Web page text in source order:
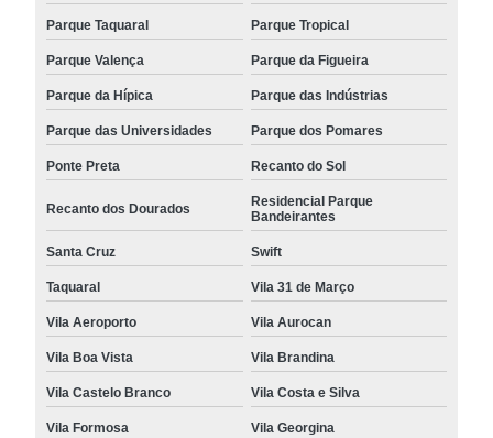
Parque Taquaral Parque Tropical
Parque Valença Parque da Figueira
Parque da Hípica Parque das Indústrias
Parque das Universidades Parque dos Pomares
Ponte Preta Recanto do Sol
Recanto dos Dourados
Residencial Parque
Bandeirantes
Santa Cruz Swift
Taquaral Vila 31 de Março
Vila Aeroporto Vila Aurocan
Vila Boa Vista Vila Brandina
Vila Castelo Branco Vila Costa e Silva
Vila Formosa Vila Georgina